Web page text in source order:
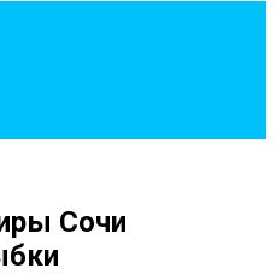
Сочи